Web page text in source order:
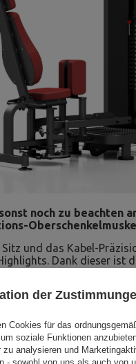
noch zu beachten
Sitz und das Kabel-
Dank dieser ist
was für einen aktiven
der
Cookies für das
soziale Funktionen
zu analysieren und
- sowohl von uns als auch von